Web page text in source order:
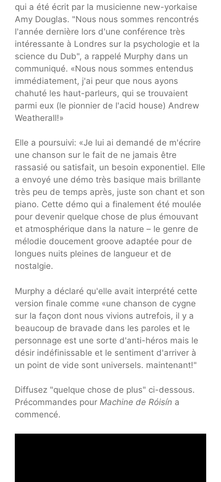
qui a été écrit par la musicienne new-yorkaise
Amy Douglas. "Nous nous sommes rencontrés
l'année dernière lors d'une conférence très
intéressante à Londres sur la psychologie et la
science du Dub", a rappelé Murphy dans un
communiqué. «Nous nous sommes entendus
immédiatement, j'ai peur que nous ayons
chahuté les haut-parleurs, qui se trouvaient
parmi eux (le pionnier de l'acid house) Andrew
Weatherall!»
Elle a poursuivi: «Je lui ai demandé de m'écrire
une chanson sur le fait de ne jamais être
rassasié ou satisfait, un besoin exponentiel. Elle
a envoyé une démo très basique mais brillante
très peu de temps après, juste son chant et son
piano. Cette démo qui a finalement été moulée
pour devenir quelque chose de plus émouvant
et atmosphérique dans la nature – le genre de
mélodie doucement groove adaptée pour de
longues nuits pleines de langueur et de
nostalgie.
Murphy a déclaré qu'elle avait interprété cette
version finale comme «une chanson de cygne
sur la façon dont nous vivions autrefois, il y a
beaucoup de bravade dans les paroles et le
personnage est une sorte d'anti-héros mais le
désir indéfinissable et le sentiment d'arriver à
un point de vide sont universels. maintenant!"
Diffusez "quelque chose de plus" ci-dessous.
Précommandes pour Machine de Róisín a
commencé.